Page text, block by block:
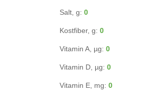
Salt, g: 0
Kostfiber, g: 0
Vitamin A, µg: 0
Vitamin D, µg: 0
Vitamin E, mg: 0